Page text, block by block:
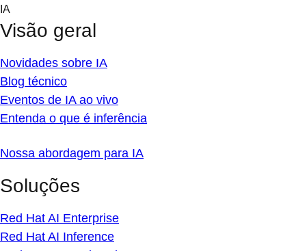
Skip
content
IA
Visão geral
Novidades sobre IA
Blog técnico
Eventos de IA ao vivo
Entenda o que é inferência
Nossa abordagem para IA
Soluções
Red Hat AI Enterprise
Red Hat AI Inference